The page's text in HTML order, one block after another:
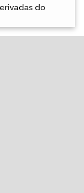
do